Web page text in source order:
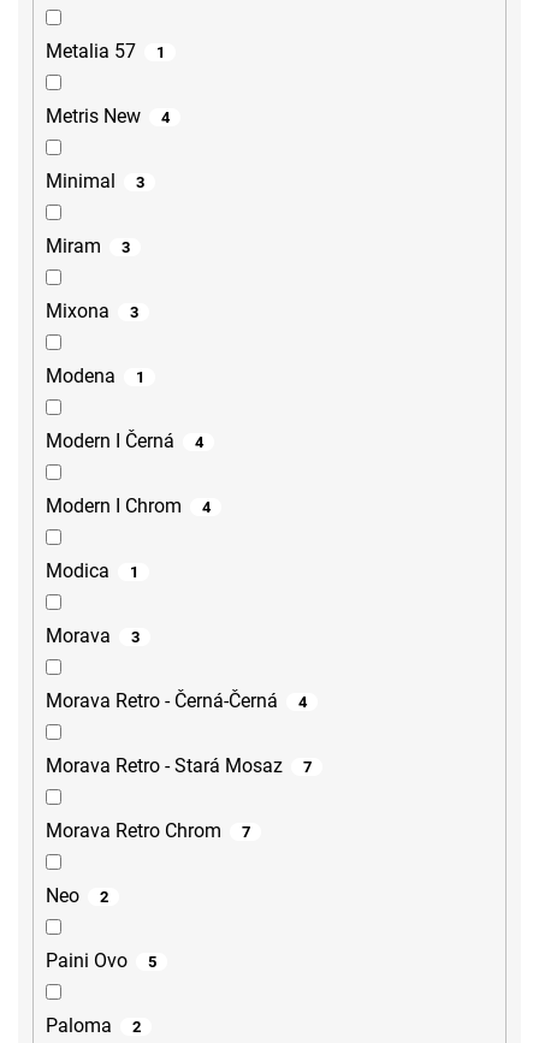
Metalia 57 1
Metris New 4
Minimal 3
Miram 3
Mixona 3
Modena 1
Modern I Černá 4
Modern I Chrom 4
Modica 1
Morava 3
Morava Retro - Černá-Černá 4
Morava Retro - Stará Mosaz 7
Morava Retro Chrom 7
Neo 2
Paini Ovo 5
Paloma 2